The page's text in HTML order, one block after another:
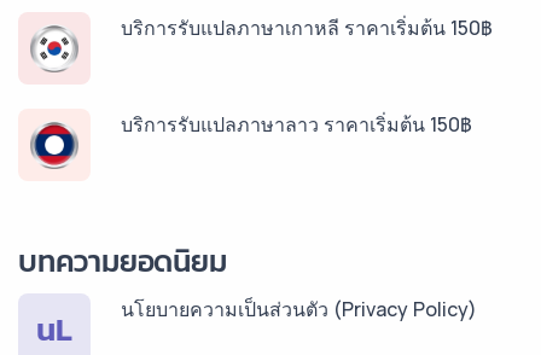
บริการรับแปลภาษาเกาหลี ราคาเริ่มต้น 150฿
บริการรับแปลภาษาลาว ราคาเริ่มต้น 150฿
บริการรับแปลภาษากัมพูชา ราคาเริ่มต้น 150฿
บทความยอดนิยม
นL นโยบายความเป็นส่วนตัว (Privacy Policy)